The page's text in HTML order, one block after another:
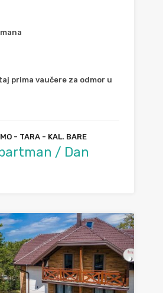
prima vaučere za odmor u
- TARA - KAL. BARE
/ Dan